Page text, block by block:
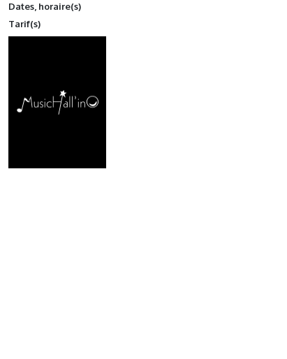
Dates, horaire(s)
Tarif(s)